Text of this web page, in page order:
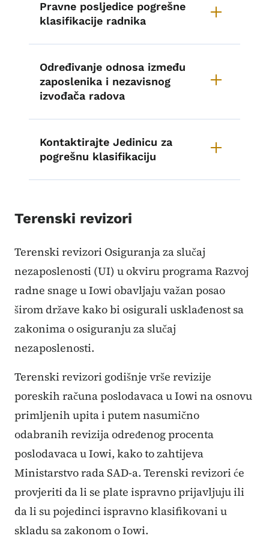
Pravne posljedice pogrešne
klasifikacije radnika
Određivanje odnosa između
zaposlenika i nezavisnog
izvođača radova
Kontaktirajte Jedinicu za
pogrešnu klasifikaciju
Terenski revizori
Terenski revizori Osiguranja za slučaj
nezaposlenosti (UI) u okviru programa Razvoj
radne snage u Iowi obavljaju važan posao
širom države kako bi osigurali usklađenost sa
zakonima o osiguranju za slučaj
nezaposlenosti.
Terenski revizori godišnje vrše revizije
poreskih računa poslodavaca u Iowi na osnovu
primljenih upita i putem nasumično
odabranih revizija određenog procenta
poslodavaca u Iowi, kako to zahtijeva
Ministarstvo rada SAD-a. Terenski revizori će
provjeriti da li se plate ispravno prijavljuju ili
da li su pojedinci ispravno klasifikovani u
skladu sa zakonom o Iowi.